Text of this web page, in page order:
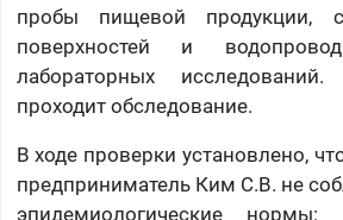
пробы пищевой продукции,
поверхностей и
лабораторных
проходит обследование.
В ходе проверки установлено,
предприниматель Ким С.В. не
эпидемиологические